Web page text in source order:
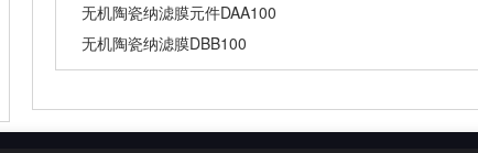
无机陶瓷纳滤膜元件DAA100
无机陶瓷纳滤膜DBB100